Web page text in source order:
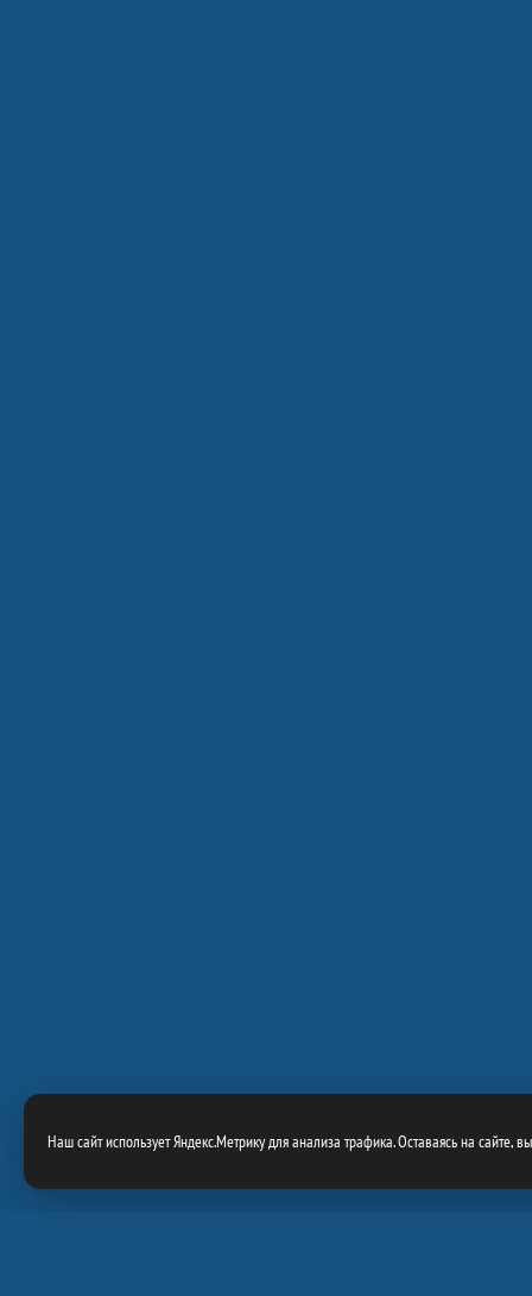
Наш сайт использует Яндекс.Метрику для анализа трафика. Оставаясь на сайте,